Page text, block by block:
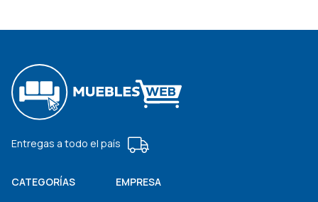
Entregas a todo el país
CATEGORÍAS EMPRESA